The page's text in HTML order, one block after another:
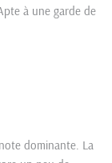
à une garde de
dominante. La